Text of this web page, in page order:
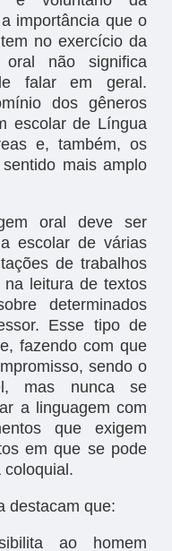
importância que o
no exercício da
oral não significa
falar em geral.
dos gêneros
escolar de Língua
e, também, os
mais amplo
oral deve ser
escolar de várias
de trabalhos
leitura de textos
determinados
Esse tipo de
fazendo com que
sendo o
mas nunca se
a linguagem com
que exigem
em que se pode
coloquial.
destacam que:
ao homem